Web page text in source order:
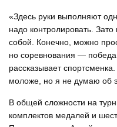
«Здесь руки выполняют
надо контролировать. Зато
собой. Конечно, можно
но соревнования —
рассказывает
моложе, но я не думаю об
В общей сложности на
комплектов медалей и